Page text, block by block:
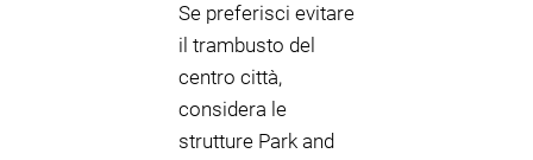
Se preferisci evitare
il trambusto del
centro città,
considera le
strutture Park and